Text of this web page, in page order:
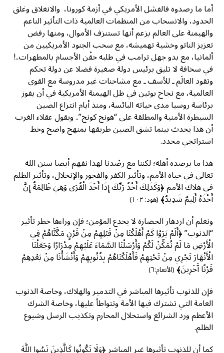
أما ما رصدوه فالفشل الأمريكي في أزمة كورونا، والانغلاق وغلق
الحدود، والانسحاب من المنظمات العالمية ذات التأثير الناعم
والهيمنة على العالم بزعم أنها تستنزف الأموال، ومنها رفض
تعزيز الناتو وخشية تهميشه، مع سحب الجنود الأمريكيين من
ألمانيا، مع بدو جهل ترامب في طلبه حقْن الأجسام بالمطهرات..!
في سخافة لا تليق برئيس دولة صغيرة فضلا عن دولة تحكم
وتقود العالَم ـ للأسف ـ مع مشاحنات غير مدروسة مع القوى
العالمية، مع نجاح بوتين في ظل الهيمنة الأمريكية في أن يفوز
برئاسة روسيا مدى حياته البائسة، ومنذ أيام انتزاع الصين
السيطرة الأمنية والمطلقة على “هونج كونج”.. ويقول عقلاء الغرب
أن هذا يحدث بينما تشق الصين طريقها بمنهج واضح وخط
استراتجي محدد.
هذا ما يرصده أهله؛ لكننا مع رصْدنا لهذا نفهم أيضا سنن الله
تعالى في حياة الأمم، وتأثير الكفر والفجور والإنحلال، وتأثير الظلم
في هلاك الأمم ﴿وَكَذَلِكَ أَخْذُ رَبِّكَ إِذَا أَخَذَ الْقُرَى وَهِيَ ظَالِمَةٌ إِنَّ
أَخْذَهُ أَلِيمٌ شَدِيدٌ﴾(هود: ١٠٢)
ونعلم أن ازدهار الحضارة لا يخدع المؤمن؛ فإن وراءها خطر تأثير
“الذنوب” ﴿أَلَمْ يَرَوْا كَمْ أَهْلَكْنَا مِنْ قَبْلِهِمْ مِنْ قَرْنٍ مَكَّنَّاهُمْ فِي
الْأَرْضِ مَا لَمْ نُمَكِّنْ لَكُمْ وَأَرْسَلْنَا السَّمَاءَ عَلَيْهِمْ مِدْرَارًا وَجَعَلْنَا
الْأَنْهَارَ تَجْرِي مِنْ تَحْتِهِمْ فَأَهْلَكْنَاهُمْ بِذُنُوبِهِمْ وَأَنْشَأْنَا مِنْ بَعْدِهِمْ
قَرْنًا آَخَرِينَ﴾(الأنعام:٦)
فإن للذنوب تأثيرها المباشر في التدمير والهلاك، وخاصة الذنوب
العامة التي تشترك فيها الأمة وتتواطأ عليها، وخاصة الشرك
الأعظم ورد الشرائع واستحلال المحارم وتكذيب الرسل وشيوع
الظلم.
كما أن للذنوب تأثيرها غير المباشر ﴿وَلَا تَكُونُوا كَالَّذِينَ نَسُوا اللَّهَ